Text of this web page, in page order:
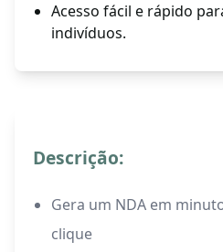
Acesso fácil e rápido
indivíduos.
Descrição:
Gera um NDA em
clique